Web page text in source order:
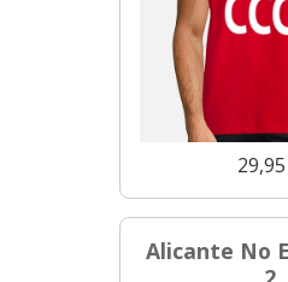
Alicante No